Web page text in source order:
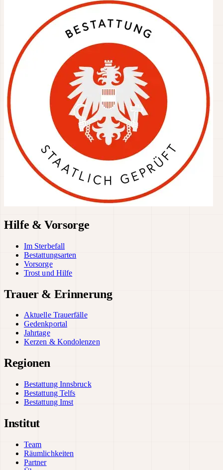
Hilfe & Vorsorge
Im Sterbefall
Bestattungsarten
Vorsorge
Trost und Hilfe
Trauer & Erinnerung
Aktuelle Trauerfälle
Gedenkportal
Jahrtage
Kerzen & Kondolenzen
Regionen
Bestattung Innsbruck
Bestattung Telfs
Bestattung Imst
Institut
Team
Räumlichkeiten
Partner